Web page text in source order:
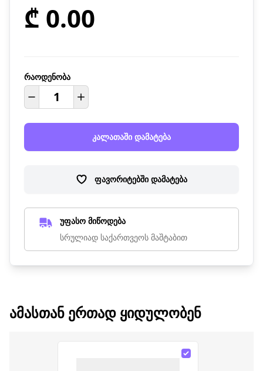
₾ 0.00
რაოდენობა
კალათაში დამატება
ფავორიტებში დამატება
უფასო მიწოდება
სრულიად საქართვეოს მაშტაბით
ᲐᲛᲐᲡᲗᲐᲜ ᲔᲠᲗᲐᲓ ᲧᲘᲓᲣᲚᲝᲑᲔᲜ